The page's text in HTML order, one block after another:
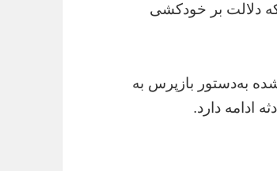
دلالت بر خودکشی
به‌دستور بازپرس به
ادامه دارد.